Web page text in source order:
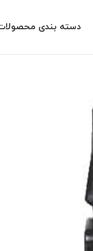
دسته بندی